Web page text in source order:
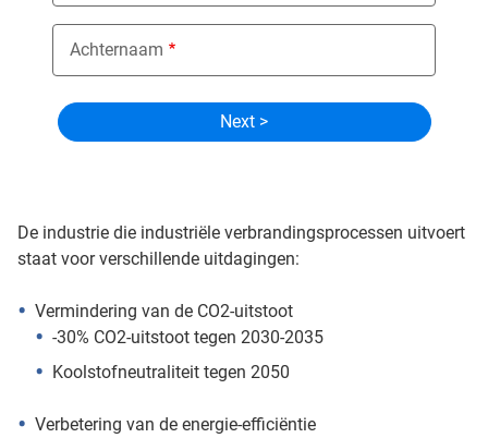
De industrie die industriële verbrandingsprocessen uitvoert
staat voor verschillende uitdagingen:
Vermindering van de CO2-uitstoot
-30% CO2-uitstoot tegen 2030-2035
Koolstofneutraliteit tegen 2050
Verbetering van de energie-efficiëntie
Achternaam